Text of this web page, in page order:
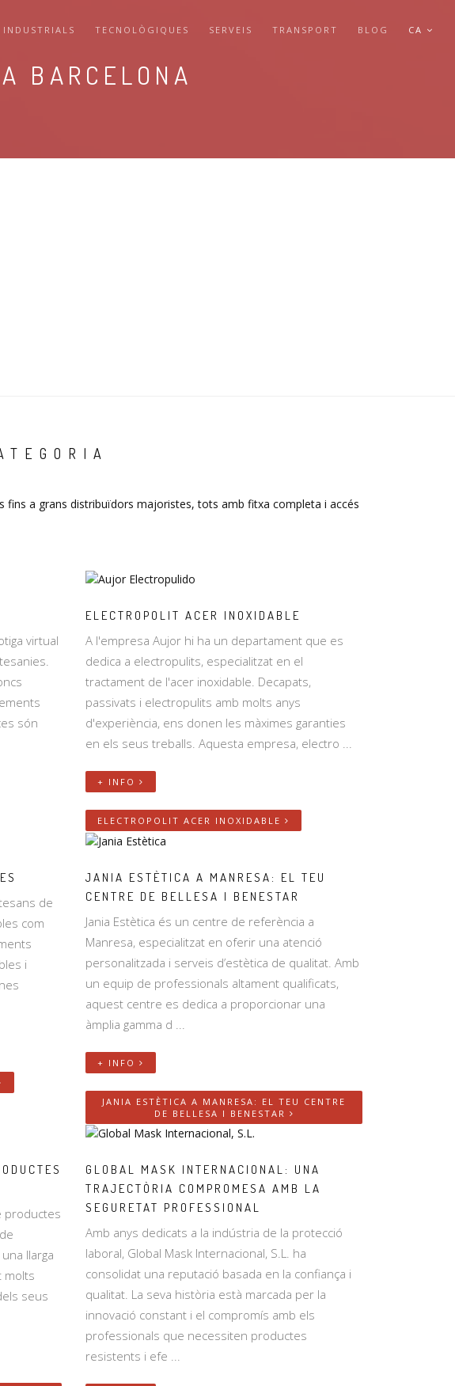
BARCELONA
INDUSTRIALS TECNOLÒGIQUES SERVEIS TRANSPORT BLOG CA
a grans distribuïdors majoristes, tots amb fitxa completa i accés
virtual
són
ELECTROPOLIT ACER INOXIDABLE
A l'empresa Aujor hi ha un departament que es
dedica a electropulits, especialitzat en el
tractament de l'acer inoxidable. Decapats,
passivats i electropulits amb molts anys
d'experiència, ens donen les màximes garanties
en els seus treballs. Aquesta empresa, electro ...
+ INFO
ELECTROPOLIT ACER INOXIDABLE
de
com
i
JANIA ESTÈTICA A MANRESA: EL TEU
CENTRE DE BELLESA I BENESTAR
Jania Estètica és un centre de referència a
Manresa, especialitzat en oferir una atenció
personalitzada i serveis d’estètica de qualitat. Amb
un equip de professionals altament qualificats,
aquest centre es dedica a proporcionar una
àmplia gamma d ...
+ INFO
JANIA ESTÈTICA A MANRESA: EL TEU CENTRE
DE BELLESA I BENESTAR
productes
llarga
molts
seus
GLOBAL MASK INTERNACIONAL: UNA
TRAJECTÒRIA COMPROMESA AMB LA
SEGURETAT PROFESSIONAL
Amb anys dedicats a la indústria de la protecció
laboral, Global Mask Internacional, S.L. ha
consolidat una reputació basada en la confiança i
qualitat. La seva història està marcada per la
innovació constant i el compromís amb els
professionals que necessiten productes
resistents i efe ...